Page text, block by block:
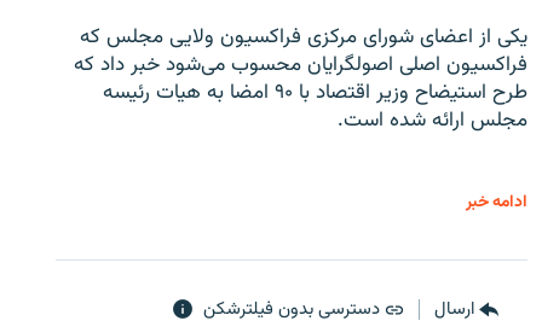
یکی از اعضای شورای مرکزی فراکسیون ولایی مجلس که
فراکسیون اصلی اصولگرایان محسوب می‌شود خبر داد که
طرح استیضاح وزیر اقتصاد با ۹۰ امضا به هیات رئیسه
مجلس ارائه شده است.
ادامه خبر
ارسال دسترسی بدون فیلترشکن